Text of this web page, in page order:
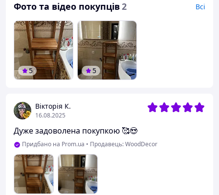
Вікторія К.
16.08.2025
Дуже задоволена покупкою 🥰😍
Придбано на Prom.ua • Продавець: WoodDecor
Фото та відео покупців2 Всі
5 5